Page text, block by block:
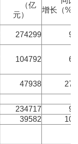
（亿
元）
增长（%
274299
104792
47938
234717
39582